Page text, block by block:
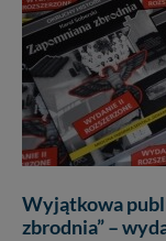
Wyjątkowa
zbrodnia” –